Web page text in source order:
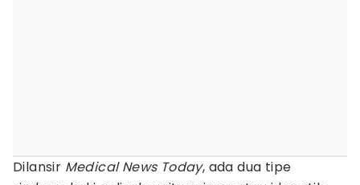
Dilansir Medical News Today, ada dua tipe